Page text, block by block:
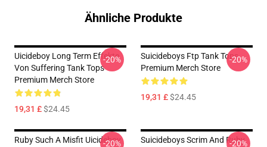
Ähnliche Produkte
Uicideboy Long Term Effekte
Von Suffering Tank Tops
Premium Merch Store
19,31 £$24.45
-20%
Suicideboys Ftp Tank Tops
Premium Merch Store
19,31 £$24.45
-20%
Ruby Such A Misfit Uicideboy
-20%
Suicideboys Scrim And Ruby
-20%